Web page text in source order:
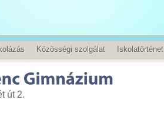
Közösségi szolgálat Iskolatörténet
út 2.